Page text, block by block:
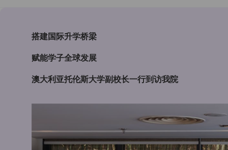
搭建国际升学桥梁
赋能学子全球发展
澳大利亚托伦斯大学副校长一行到访我院